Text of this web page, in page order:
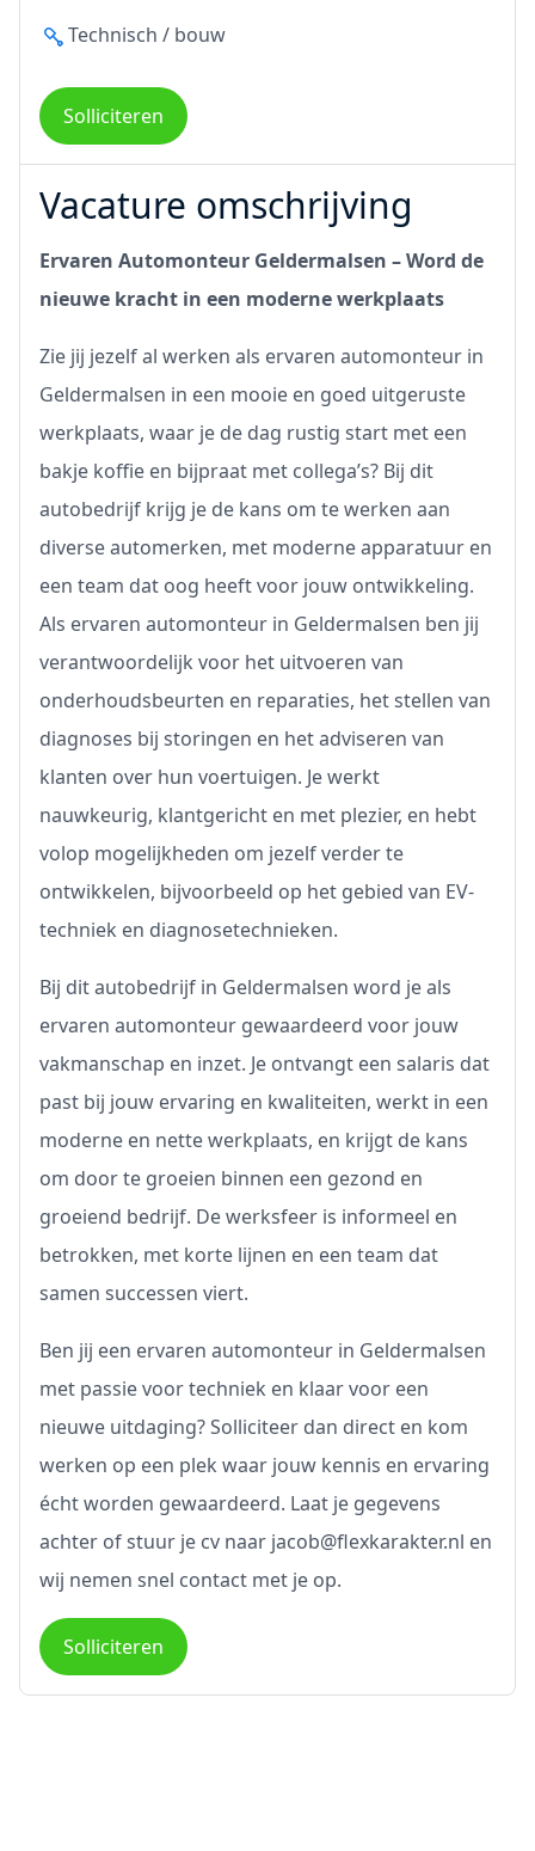
Technisch / bouw
Solliciteren
Vacature omschrijving
Ervaren Automonteur Geldermalsen – Word de
nieuwe kracht in een moderne werkplaats
Zie jij jezelf al werken als ervaren automonteur in
Geldermalsen in een mooie en goed uitgeruste
werkplaats, waar je de dag rustig start met een
bakje koffie en bijpraat met collega’s? Bij dit
autobedrijf krijg je de kans om te werken aan
diverse automerken, met moderne apparatuur en
een team dat oog heeft voor jouw ontwikkeling.
Als ervaren automonteur in Geldermalsen ben jij
verantwoordelijk voor het uitvoeren van
onderhoudsbeurten en reparaties, het stellen van
diagnoses bij storingen en het adviseren van
klanten over hun voertuigen. Je werkt
nauwkeurig, klantgericht en met plezier, en hebt
volop mogelijkheden om jezelf verder te
ontwikkelen, bijvoorbeeld op het gebied van EV-
techniek en diagnosetechnieken.
Bij dit autobedrijf in Geldermalsen word je als
ervaren automonteur gewaardeerd voor jouw
vakmanschap en inzet. Je ontvangt een salaris dat
past bij jouw ervaring en kwaliteiten, werkt in een
moderne en nette werkplaats, en krijgt de kans
om door te groeien binnen een gezond en
groeiend bedrijf. De werksfeer is informeel en
betrokken, met korte lijnen en een team dat
samen successen viert.
Ben jij een ervaren automonteur in Geldermalsen
met passie voor techniek en klaar voor een
nieuwe uitdaging? Solliciteer dan direct en kom
werken op een plek waar jouw kennis en ervaring
écht worden gewaardeerd. Laat je gegevens
achter of stuur je cv naar jacob@flexkarakter.nl en
wij nemen snel contact met je op.
Solliciteren